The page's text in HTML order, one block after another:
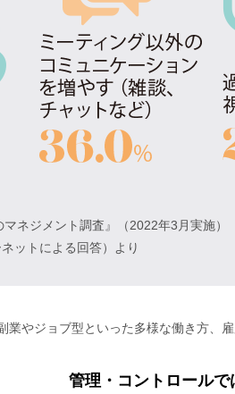
ネジメント調査』（2022年3月実施）
ットによる回答）より
やジョブ型といった多様な働き方、
管理・コントロールで